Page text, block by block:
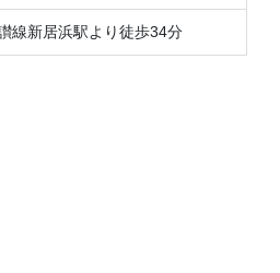
線新居浜駅より徒歩34分